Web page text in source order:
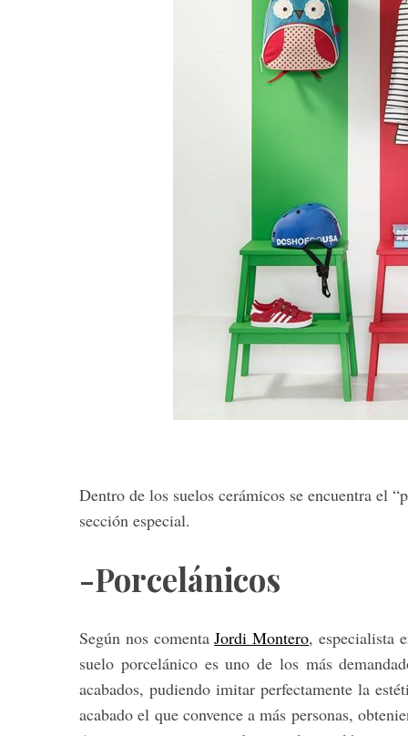
Dentro de los suelos cerámicos se encuentra el
sección especial.
-Porcelánicos
Según nos comentaJordi Montero, especialista
suelo porcelánico es uno de los más
acabados, pudiendo imitar perfectamente la
acabado el que convence a más personas,